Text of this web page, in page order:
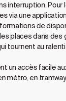
via une
de
places dans
au
un accès facile
en